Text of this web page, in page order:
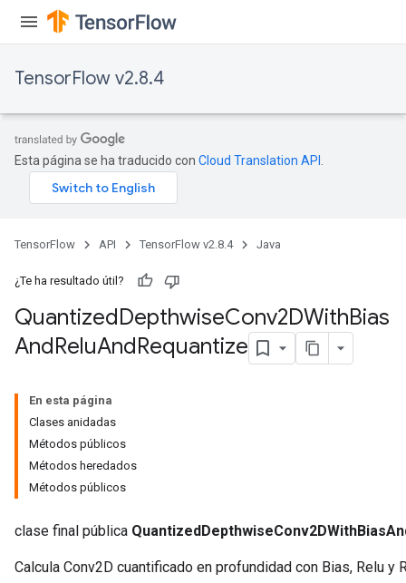
TensorFlow v2.8.4
Esta página se ha traducido con Cloud Translation API
TensorFlow API TensorFlow v2.8.4 Java
¿Te ha resultado útil?
QuantizedDepthwiseConv2DWithBias
AndReluAndRequantize
En esta página
Clases anidadas
Métodos públicos
Métodos heredados
Métodos públicos
clase final pública
Calcula Conv2D cuantificado en profundidad con Bias, Relu y